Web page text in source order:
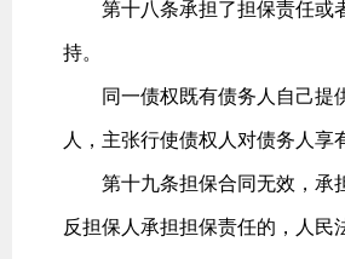
第十八条承担了担保责任或者
持。
同一债权既有债务人自己提供
人，主张行使债权人对债务人
第十九条担保合同无效，承担
反担保人承担担保责任的，人民